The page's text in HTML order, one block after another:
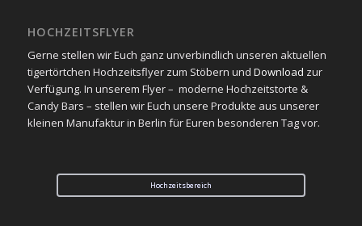
HOCHZEITSFLYER
Gerne stellen wir Euch ganz unverbindlich unseren aktuellen
tigertörtchen Hochzeitsflyer zum Stöbern und Download zur
Verfügung. In unserem Flyer – moderne Hochzeitstorte &
Candy Bars – stellen wir Euch unsere Produkte aus unserer
kleinen Manufaktur in Berlin für Euren besonderen Tag vor.
Hochzeitsbereich